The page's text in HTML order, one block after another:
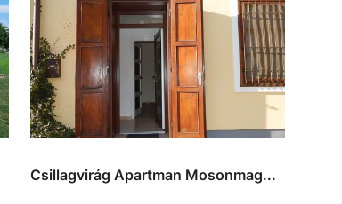
Csillagvirág Apartman Mosonmag...